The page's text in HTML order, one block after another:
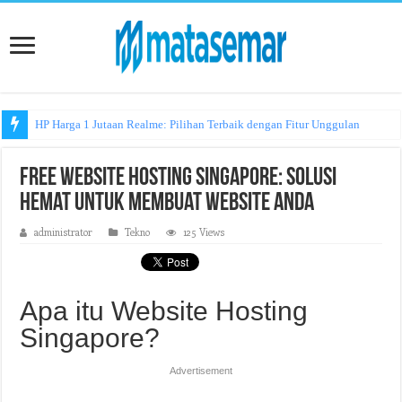
HP Harga 1 Jutaan Realme: Pilihan Terbaik dengan Fitur Unggulan
Free Website Hosting Singapore: Solusi
Hemat untuk Membuat Website Anda
administrator Tekno 125 Views
Apa itu Website Hosting
Singapore?
Advertisement